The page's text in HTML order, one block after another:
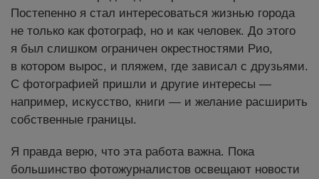
Постепенно я стал интересоваться жизнью города
не только как фотограф, но и как человек. До этого
я был слишком ограничен окрестностями Рио,
в котором вырос, и пляжем, где зависал с друзьями.
С фотографией пришли и другие интересы —
например, искусство, книги — и желание расширить
собственные границы.
Я правда верю, что эта работа важна. Пока
большинство фотожурналистов освещают новости